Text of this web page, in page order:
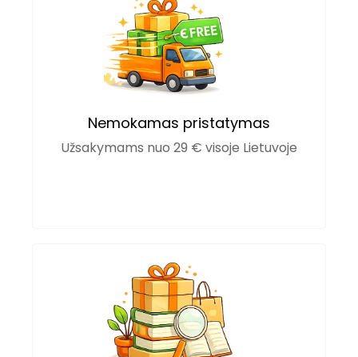
Nemokamas pristatymas
Užsakymams nuo 29 € visoje Lietuvoje